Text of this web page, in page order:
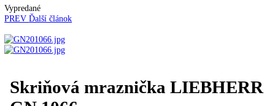
Kávy
mrazničky Skriňová mraznička LIEBHERR GN 1066